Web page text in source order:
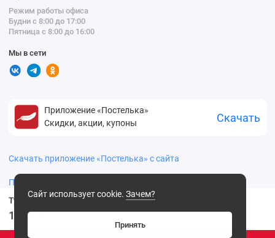
Туалетная вода Demon Homme Sport муж. 100ml
199 .00 ₽
Сайт использует cookie. Зачем?
Принять
Режим работы офиса
Будни с 8:00 до 17:00
Пятница с 8:00 до 16:00
Мы в сети
Приложение «Постелька»
Скидки, акции, купоны
Скачать
Скачать приложение «Постелька» с сайта
Политика конфиденциальности